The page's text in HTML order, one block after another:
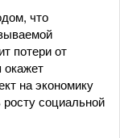
что
потери от
окажет
на экономику
социальной